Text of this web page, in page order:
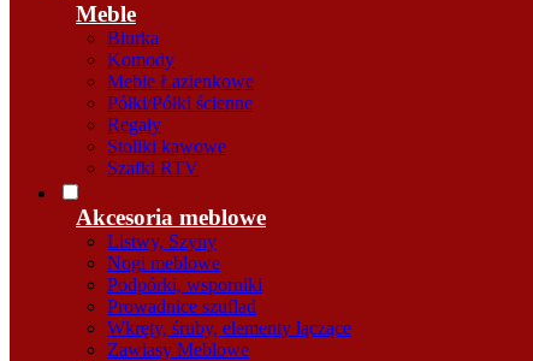
Meble
Biurka
Komody
Meble Łazienkowe
Półki/Półki ścienne
Regały
Stoliki kawowe
Szafki RTV
Akcesoria meblowe
Listwy, Szyny
Nogi meblowe
Podpórki, wsporniki
Prowadnice szuflad
Wkręty, śruby, elementy łączące
Zawiasy Meblowe